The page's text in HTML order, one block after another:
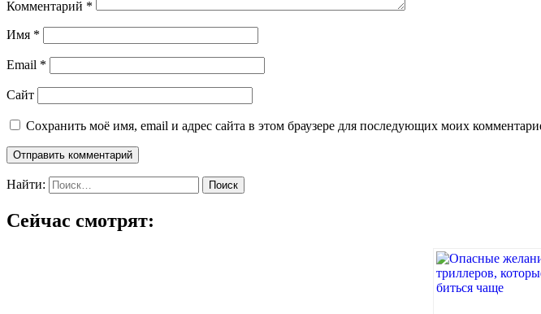
Комментарий *
Имя *
Email *
Сайт
Сохранить моё имя, email и адрес сайта в этом браузере для последующих моих
Найти:
Сейчас смотрят: